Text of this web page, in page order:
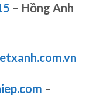
– Hồng Anh
–